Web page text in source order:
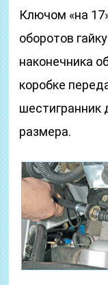
Ключом «на
оборотов
наконечника
коробке
шестигранник
размера.